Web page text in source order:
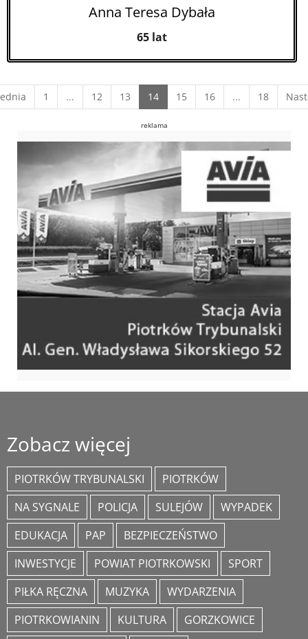
Anna Teresa Dybała
65 lat
1 ... 12 13 14(current)
15 16 ... 18
reklama
Zobacz więcej
PIOTRKÓW TRYBUNALSKI
PIOTRKÓW
NA SYGNALE
POLICJA SULEJÓW
WYPADEK
EDUKACJA
PAP
BEZPIECZEŃSTWO
INWESTYCJE
POWIAT PIOTRKOWSKI
SPORT
PIŁKA RĘCZNA
MUZYKA
WYDARZENIA
PIOTRKOWIANIN
KULTURA
GORZKOWICE